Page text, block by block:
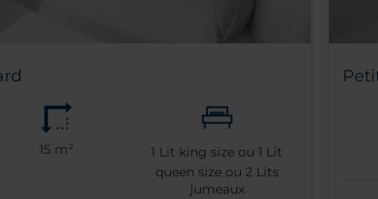
15 m² 1 Lit king size ou1 Lit
queen size ou 2 Lits
jumeaux